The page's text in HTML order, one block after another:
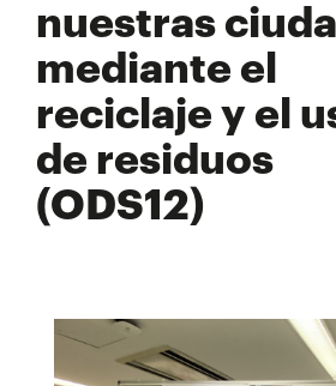
nuestras
mediante el
reciclaje y el
de residuos
(ODS12)